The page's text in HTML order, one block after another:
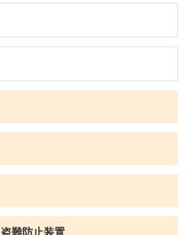
盗難防止装置